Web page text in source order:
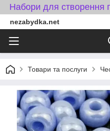
Набори для створення
nezabydka.net
Товари та послуги